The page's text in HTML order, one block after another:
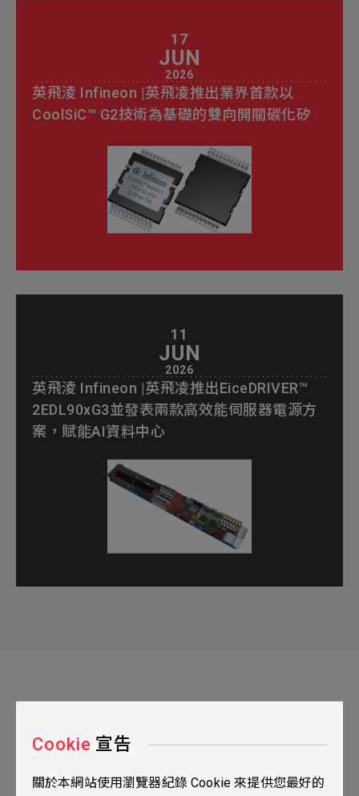
17
JUN
2026
英飛淩 Infineon |英飛凌推出業界首款以
CoolSiC™ G2技術為基礎的雙向開關碳化矽
11
JUN
2026
英飛淩 Infineon |英飛凌推出EiceDRIVER™
2EDL90xG3並發表兩款高效能伺服器電源方
案，賦能AI資料中心
Cookie 宣告
關於本網站使用瀏覽器紀錄 Cookie 來提供您最好的